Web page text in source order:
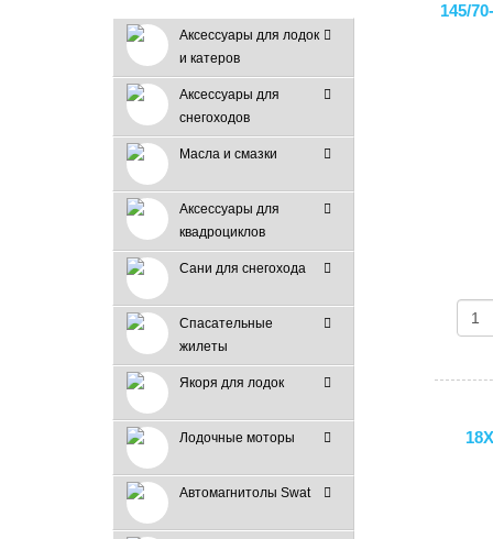
Аксессуары для лодок
и катеров
Аксессуары для
снегоходов
Масла и смазки
Аксессуары для
квадроциклов
Сани для снегохода
Спасательные
жилеты
Якоря для лодок
Лодочные моторы
Автомагнитолы Swat
145/